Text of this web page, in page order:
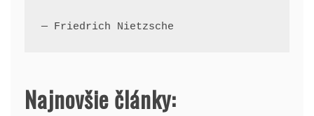
— Friedrich Nietzsche
Najnovšie články: